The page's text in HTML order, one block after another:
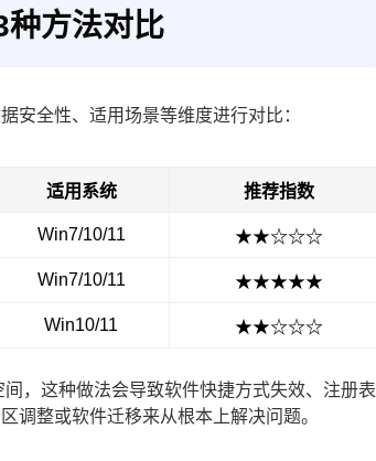
种方法对比
安全性、适用场景等维度进行对比：
适用系统 推荐指数
Win7/10/11 ★★☆☆☆
Win7/10/11 ★★★★★
Win10/11 ★★☆☆☆
，这种做法会导致软件快捷方式失效、注册表
调整或软件迁移来从根本上解决问题。